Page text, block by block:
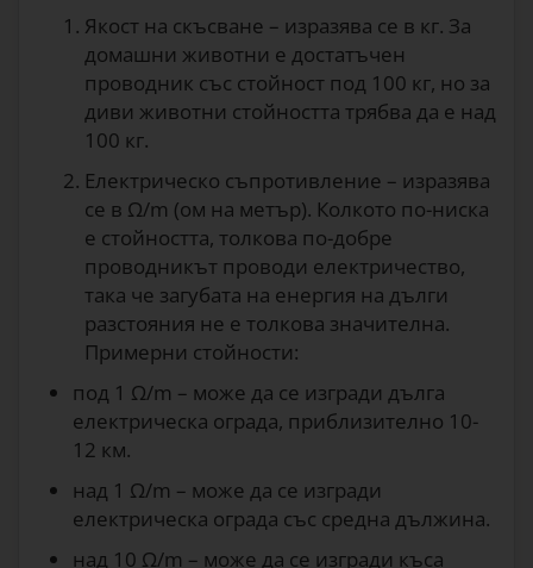
Якост на скъсване – изразява се в кг. За
домашни животни е достатъчен
проводник със стойност под 100 кг, но за
диви животни стойността трябва да е над
100 кг.
Електрическо съпротивление – изразява
се в Ω/m (ом на метър). Колкото по-ниска
е стойността, толкова по-добре
проводникът проводи електричество,
така че загубата на енергия на дълги
разстояния не е толкова значителна.
Примерни стойности:
под 1 Ω/m – може да се изгради дълга
електрическа ограда, приблизително 10-
12 км.
над 1 Ω/m – може да се изгради
електрическа ограда със средна дължина.
над 10 Ω/m – може да се изгради къса